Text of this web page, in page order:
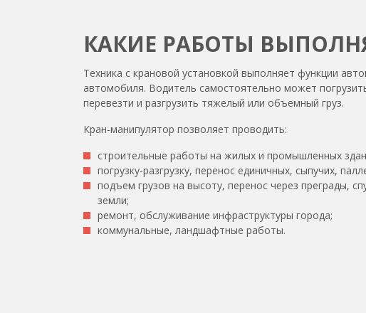
КАКИЕ РАБОТЫ
Техника с крановой установкой выполняет функции
автомобиля. Водитель самостоятельно может
перевезти и разгрузить тяжелый или объемный груз.
Кран-манипулятор позволяет проводить:
строительные работы на жилых и промышленных
погрузку-разгрузку, перенос единичных, сыпучих,
подъем грузов на высоту, перенос через преграды,
земли;
ремонт, обслуживание инфраструктуры города;
коммунальные, ландшафтные работы.